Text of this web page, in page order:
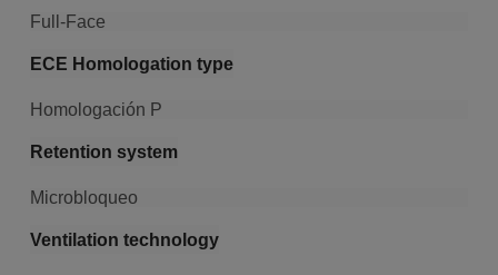
Full-Face
ECE Homologation type
Homologación P
Retention system
Microbloqueo
Ventilation technology